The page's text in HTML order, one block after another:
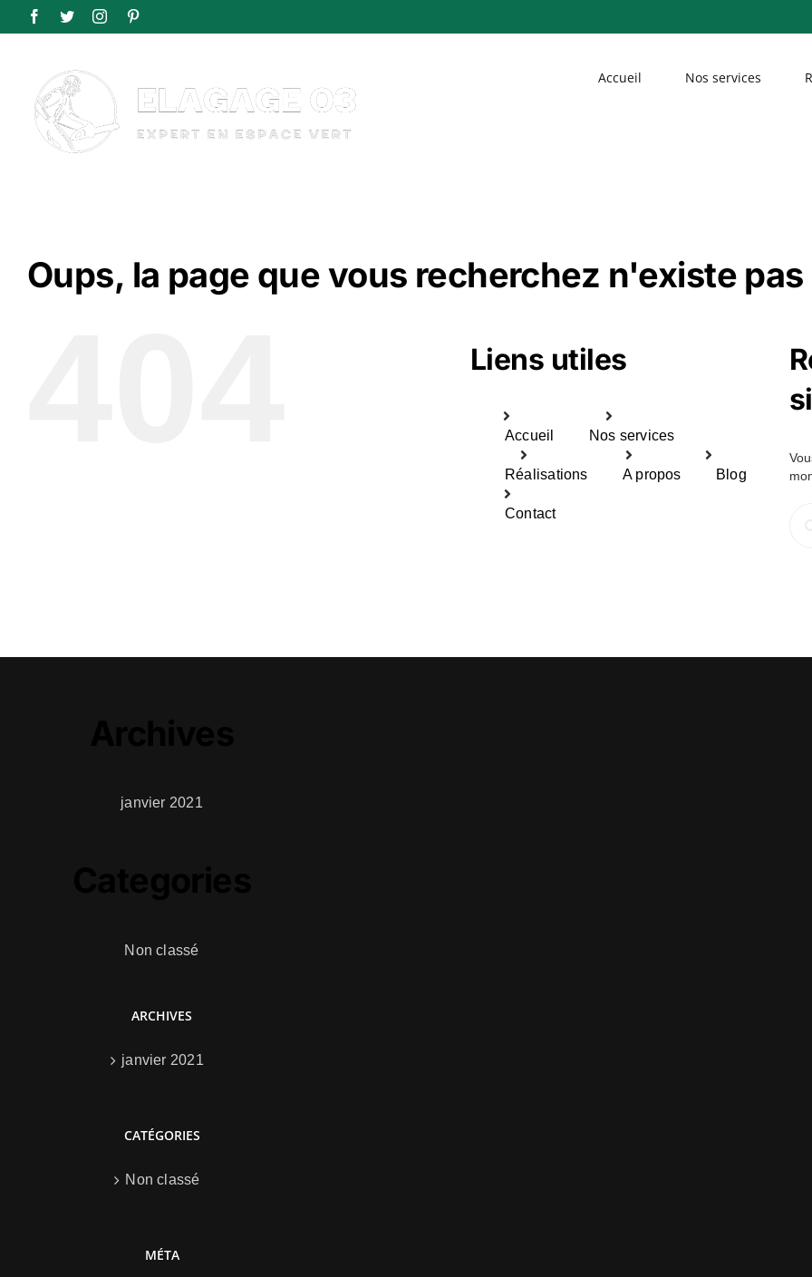
Passer
Facebook
TwitterInstagramPinterest
Accueil Nos services
Oups, la page que vous recherchez n'existe pas
Liens utiles
Accueil Nos services
Réalisations A propos Blog
Contact
janvier 2021
Non classé
ARCHIVES
janvier 2021
CATÉGORIES
Non classé
MÉTA